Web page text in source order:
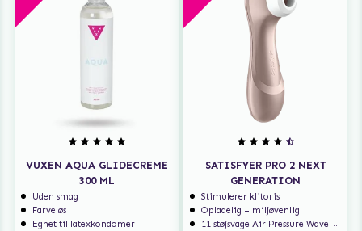
VUXEN AQUA GLIDECREME
300 ML
Uden smag
Farveløs
Egnet til latexkondomer
SATISFYER PRO 2 NEXT
GENERATION
Stimulerer klitoris
Opladelig – miljøvenlig
11 støjsvage Air Pressure Wave-programmer